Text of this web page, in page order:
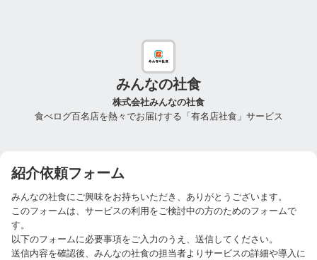
みんなの社食
株式会社みんなの社食
食べログ百名店を熱々でお届けする「有名店社食」サービス
紹介依頼フォーム
みんなの社食にご興味をお持ちいただき、ありがとうございます。
このフォームは、サービスの利用をご検討中の方のためのフォームで
す。
以下のフォームに必要事項をご入力のうえ、送信してください。
送信内容を確認後、 みんなの社食の担当者よりサービスの詳細や導入に